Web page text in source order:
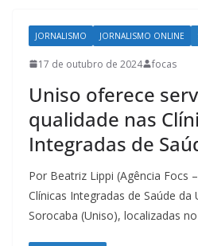
JORNALISMO JORNALISMO ONLINE
17 de outubro de 2024 focas
Uniso oferece
qualidade nas
Integradas de
Por Beatriz Lippi (Agência Focs
Clínicas Integradas de Saúde da
Sorocaba (Uniso), localizadas no